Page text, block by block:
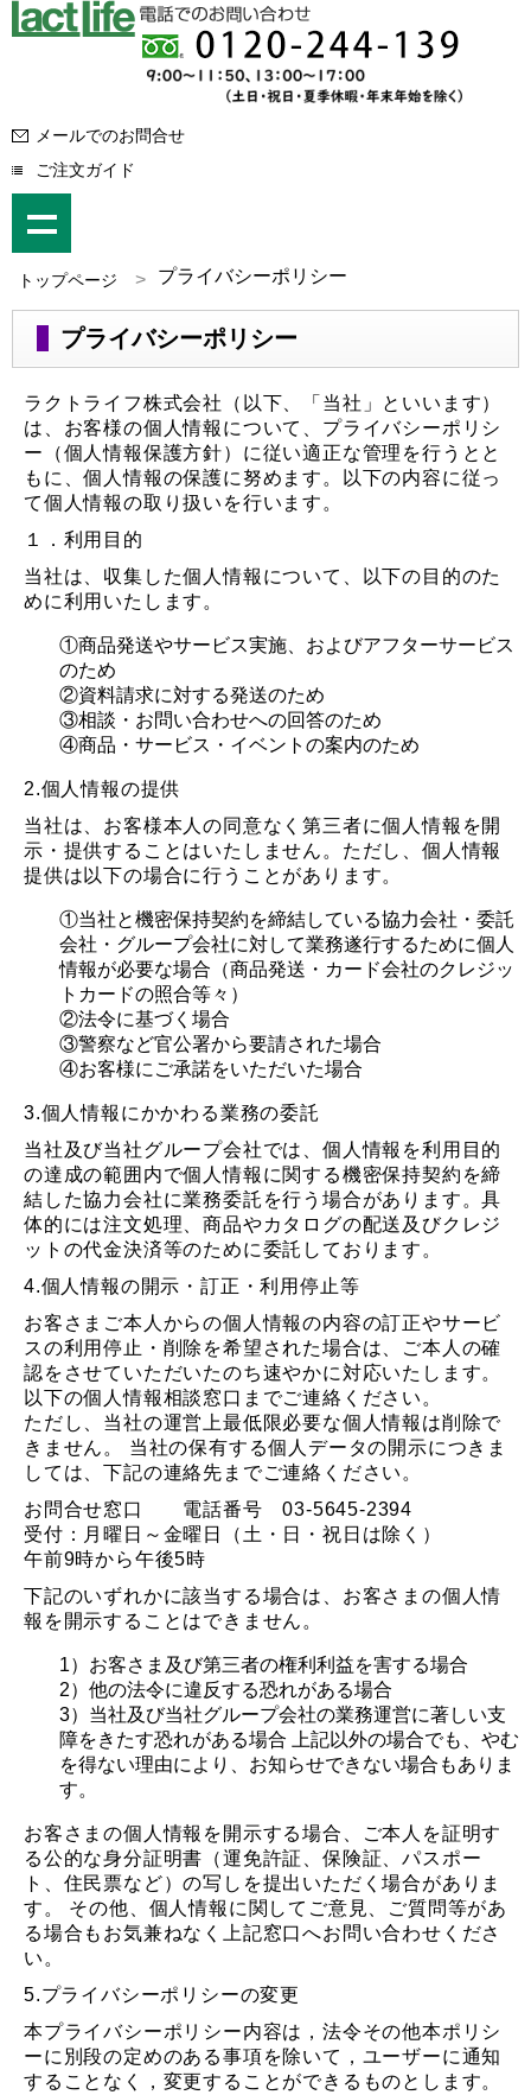
メールでのお問合せ
ご注文ガイド
トップページ プライバシーポリシー
プライバシーポリシー
ラクトライフ株式会社（以下、「当社」といいます）
は、お客様の個人情報について、プライバシーポリシ
ー（個人情報保護方針）に従い適正な管理を行うとと
もに、個人情報の保護に努めます。以下の内容に従っ
て個人情報の取り扱いを行います。
１．利用目的
当社は、収集した個人情報について、以下の目的のた
めに利用いたします。
①商品発送やサービス実施、およびアフターサービス
のため
②資料請求に対する発送のため
③相談・お問い合わせへの回答のため
④商品・サービス・イベントの案内のため
2.個人情報の提供
当社は、お客様本人の同意なく第三者に個人情報を開
示・提供することはいたしません。ただし、個人情報
提供は以下の場合に行うことがあります。
①当社と機密保持契約を締結している協力会社・委託
会社・グループ会社に対して業務遂行するために個人
情報が必要な場合（商品発送・カード会社のクレジッ
トカードの照合等々）
②法令に基づく場合
③警察など官公署から要請された場合
④お客様にご承諾をいただいた場合
3.個人情報にかかわる業務の委託
当社及び当社グループ会社では、個人情報を利用目的
の達成の範囲内で個人情報に関する機密保持契約を締
結した協力会社に業務委託を行う場合があります。具
体的には注文処理、商品やカタログの配送及びクレジ
ットの代金決済等のために委託しております。
4.個人情報の開示・訂正・利用停止等
お客さまご本人からの個人情報の内容の訂正やサービ
スの利用停止・削除を希望された場合は、ご本人の確
認をさせていただいたのち速やかに対応いたします。
以下の個人情報相談窓口までご連絡ください。
ただし、当社の運営上最低限必要な個人情報は削除で
きません。 当社の保有する個人データの開示につきま
しては、下記の連絡先までご連絡ください。
お問合せ窓口 電話番号 03-5645-2394
受付：月曜日～金曜日（土・日・祝日は除く）
午前9時から午後5時
下記のいずれかに該当する場合は、お客さまの個人情
報を開示することはできません。
1）お客さま及び第三者の権利利益を害する場合
2）他の法令に違反する恐れがある場合
3）当社及び当社グループ会社の業務運営に著しい支
障をきたす恐れがある場合 上記以外の場合でも、やむ
を得ない理由により、お知らせできない場合もありま
す。
お客さまの個人情報を開示する場合、ご本人を証明す
る公的な身分証明書（運免許証、保険証、パスポー
ト、住民票など）の写しを提出いただく場合がありま
す。 その他、個人情報に関してご意見、ご質問等があ
る場合もお気兼ねなく上記窓口へお問い合わせくださ
い。
5.プライバシーポリシーの変更
本プライバシーポリシー内容は，法令その他本ポリシ
ーに別段の定めのある事項を除いて，ユーザーに通知
することなく，変更することができるものとします。